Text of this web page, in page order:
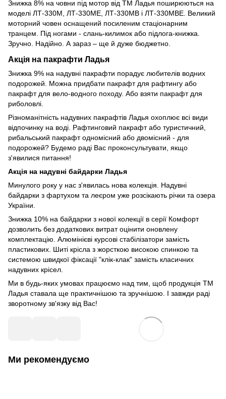
Знижка 8% на човни під мотор від ТМ Ладья поширюються на
моделі ЛТ-330М, ЛТ-330МЕ, ЛТ-330МВ і ЛТ-330МВЕ. Великий
моторний човен оснащений посиленим стаціонарним
транцем. Під ногами - слань-килимок або підлога-книжка.
Зручно. Надійно. А зараз – ще й дуже бюджетно.
Акція на пакрафти Ладья
Знижка 9% на надувні пакрафти порадує любителів водних
подорожей. Можна придбати пакрафт для рафтингу або
пакрафт для вело-водного походу. Або взяти пакрафт для
риболовлі.
Різноманітність надувних пакрафтів Ладья охоплює всі види
відпочинку на воді. Рафтинговий пакрафт або туристичний,
рибальський пакрафт одномісний або двомісний - для
подорожей? Будемо раді Вас проконсультувати, якщо
з'явилися питання!
Акція на надувні байдарки Ладья
Минулого року у нас з'явилась нова колекція. Надувні
байдарки з фартухом та леєром уже розсікають річки та озера
України.
Знижка 10% на байдарки з нової колекції в серії Комфорт
дозволить без додаткових витрат оцінити оновлену
комплектацію. Алюмінієві курсові стабілізатори замість
пластикових. Шиті крісла з жорсткою високою спинкою та
системою швидкої фіксації "клік-клак" замість класичних
надувних крісел.
Ми в будь-яких умовах працюємо над тим, щоб продукція ТМ
Ладья ставала ще практичнішою та зручнішою. І завжди раді
зворотному зв'язку від Вас!
Ми рекомендуємо